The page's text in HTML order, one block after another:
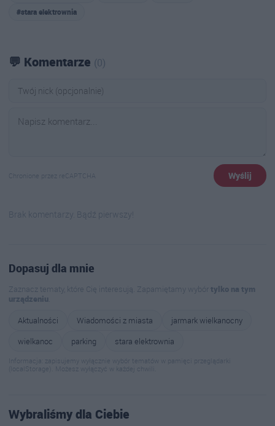
#stara elektrownia
💬 Komentarze (0)
Chronione przez reCAPTCHA Wyślij
Brak komentarzy. Bądź pierwszy!
Dopasuj dla mnie
Zaznacz tematy, które Cię interesują. Zapamiętamy wybórtylko na tym
urządzeniu.
Aktualności
Wiadomości z miasta
jarmark wielkanocny
wielkanoc
parking stara elektrownia
Informacja: zapisujemy wyłącznie wybór tematów w pamięci przeglądarki
(localStorage). Możesz wyłączyć w każdej chwili.
Wybraliśmy dla Ciebie